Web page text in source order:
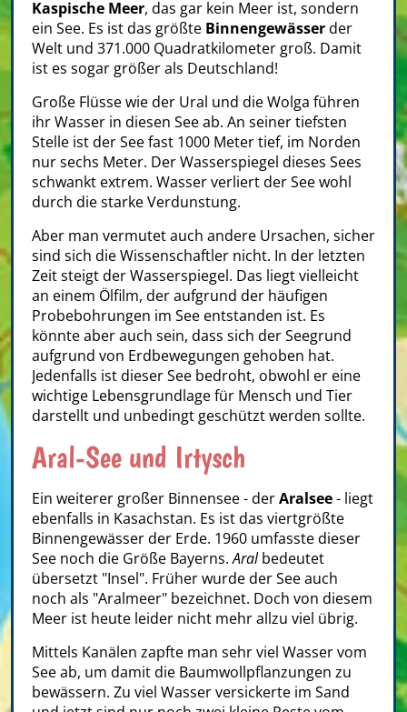
Kaspische Meer, das gar kein Meer ist, sondern
ein See. Es ist das größte Binnengewässerder
Welt und 371.000 Quadratkilometer groß. Damit
ist es sogar größer als Deutschland!
Große Flüsse wie der Ural und die Wolga führen
ihr Wasser in diesen See ab. An seiner tiefsten
Stelle ist der See fast 1000 Meter tief, im Norden
nur sechs Meter. Der Wasserspiegel dieses Sees
schwankt extrem. Wasser verliert der See wohl
durch die starke Verdunstung.
Aber man vermutet auch andere Ursachen, sicher
sind sich die Wissenschaftler nicht. In der letzten
Zeit steigt der Wasserspiegel. Das liegt vielleicht
an einem Ölfilm, der aufgrund der häufigen
Probebohrungen im See entstanden ist. Es
könnte aber auch sein, dass sich der Seegrund
aufgrund von Erdbewegungen gehoben hat.
Jedenfalls ist dieser See bedroht, obwohl er eine
wichtige Lebensgrundlage für Mensch und Tier
darstellt und unbedingt geschützt werden sollte.
Aral-See und Irtysch
Ein weiterer großer Binnensee - derAralsee- liegt
ebenfalls in Kasachstan. Es ist das viertgrößte
Binnengewässer der Erde. 1960 umfasste dieser
See noch die Größe Bayerns.Aralbedeutet
übersetzt "Insel". Früher wurde der See auch
noch als "Aralmeer" bezeichnet. Doch von diesem
Meer ist heute leider nicht mehr allzu viel übrig.
Mittels Kanälen zapfte man sehr viel Wasser vom
See ab, um damit die Baumwollpflanzungen zu
bewässern. Zu viel Wasser versickerte im Sand